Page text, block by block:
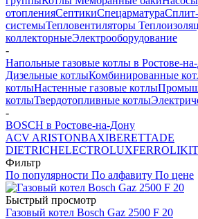
отопленияСептикиСпецарматураСплит-
системыТепловентиляторы
коллекторныеЭлектрооборудование
-
Напольные газовые котлы в Ростове-
Дизельные котлыКомбинированные
котлыНастенные газовые котлы
котлыТвердотопливные котлы
-
BOSCH в Ростове-на-Дону
ACV ARISTONBAXIBERETTADE
DIETRICHELECTROLUXFERROLI
Фильтр
По популярности По алфавиту По цене
Быстрый просмотр
Газовый котел Bosch Gaz 2500 F 20